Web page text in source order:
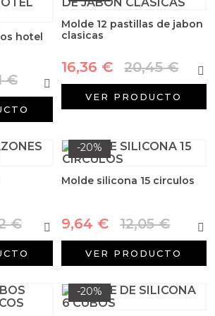
hotel
€
Molde 12 pastillas de jabon
clasicas
16,36 € 20,45 €
VER PRODUCTO
€
-20%
Molde silicona 15 circulos
9,64 € 12,05 €
VER PRODUCTO
-20%
y Cosmética
diy
y estrellas de mar
K-Beauty